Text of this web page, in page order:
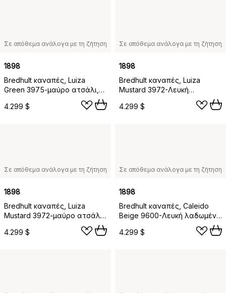
Σε απόθεμα ανάλογα με τη ζήτηση
1898
Bredhult καναπές, Luiza
Green 3975-μαύρο ατσάλι,
4.299 $
Σε απόθεμα ανάλογα με τη ζήτηση
1898
Bredhult καναπές, Luiza
Mustard 3972-Λευκή
λαδωμένη δρυς, 2,5 θέσεων
C1
4.299 $
Σε απόθεμα ανάλογα με τη ζήτηση
1898
Bredhult καναπές, Luiza
Mustard 3972-μαύρο ατσάλι,
4.299 $
Σε απόθεμα ανάλογα με τη ζήτηση
1898
Bredhult καναπές, Caleido
Beige 9600-Λευκή λαδωμένη
4.299 $